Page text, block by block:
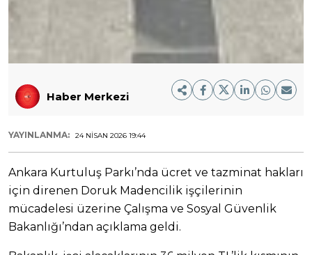
Haber Merkezi
YAYINLANMA: 24 NISAN 2026 19:44
Ankara Kurtuluş Parkı’nda ücret ve tazminat hakları
için direnen Doruk Madencilik işçilerinin
mücadelesi üzerine Çalışma ve Sosyal Güvenlik
Bakanlığı’ndan açıklama geldi.